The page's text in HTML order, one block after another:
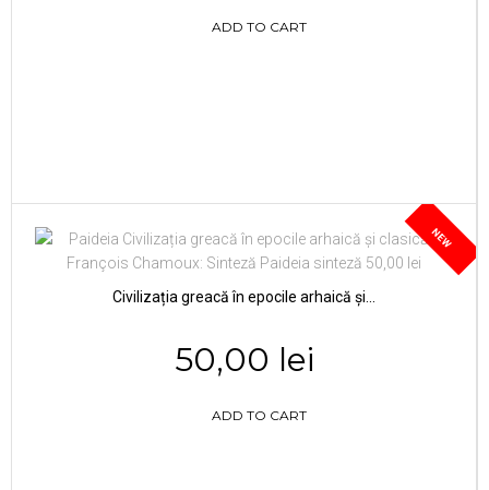
ADD TO CART
NEW
Civilizația greacă în epocile arhaică și...
50,00 lei
ADD TO CART